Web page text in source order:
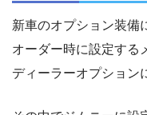
新車のオプション装備
オーダー時に設定する
ディーラーオプション